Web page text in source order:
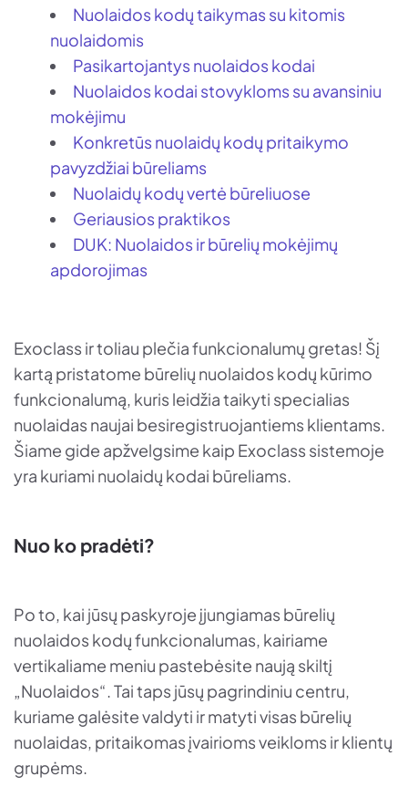
Nuolaidos kodų taikymas su kitomis
nuolaidomis
Pasikartojantys nuolaidos kodai
Nuolaidos kodai stovykloms su avansiniu
mokėjimu
Konkretūs nuolaidų kodų pritaikymo
pavyzdžiai būreliams
Nuolaidų kodų vertė būreliuose
Geriausios praktikos
DUK: Nuolaidos ir būrelių mokėjimų
apdorojimas
Exoclass ir toliau plečia funkcionalumų gretas! Šį
kartą pristatome būrelių nuolaidos kodų kūrimo
funkcionalumą, kuris leidžia taikyti specialias
nuolaidas naujai besiregistruojantiems klientams.
Šiame gide apžvelgsime kaip Exoclass sistemoje
yra kuriami nuolaidų kodai būreliams.
Nuo ko pradėti?
Po to, kai jūsų paskyroje įjungiamas būrelių
nuolaidos kodų funkcionalumas, kairiame
vertikaliame meniu pastebėsite naują skiltį
„Nuolaidos“. Tai taps jūsų pagrindiniu centru,
kuriame galėsite valdyti ir matyti visas būrelių
nuolaidas, pritaikomas įvairioms veikloms ir klientų
grupėms.